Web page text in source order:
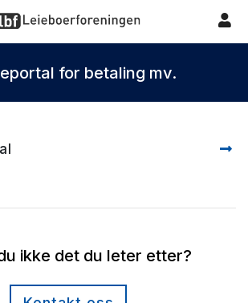
for betaling mv.
ikke det du leter etter?